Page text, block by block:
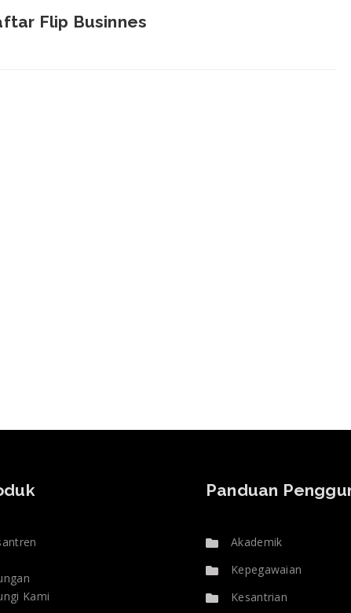
Flip Businnes
Kami
Panduan
Akademik
Kepegawaian
Kesantrian